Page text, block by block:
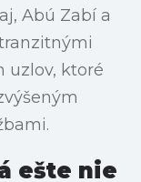
Abú Zabí a
uzlov, ktoré
ešte nie